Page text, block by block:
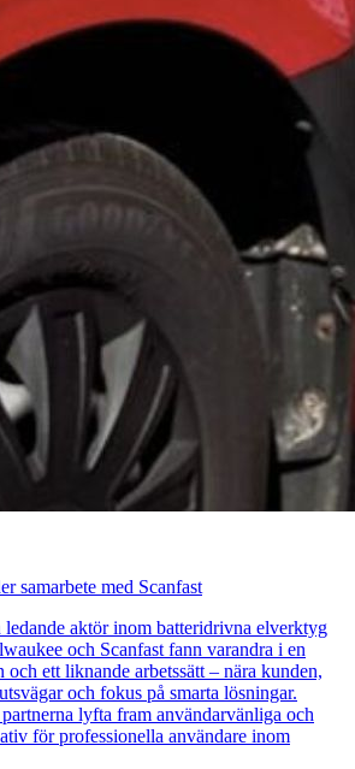
samarbete med Scanfast
aktör inom batteridrivna elverktyg
och Scanfast fann varandra i en
och ett liknande arbetssätt – nära kunden,
och fokus på smarta lösningar.
lyfta fram användarvänliga och
för professionella användare inom